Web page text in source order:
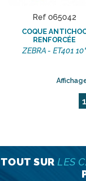
Ref 065042
COQUE
RENFORCÉE
ZEBRA - ET401 10"
1
TOUT SUR LES